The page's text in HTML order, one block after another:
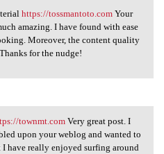
https:/
https://tossmantoto.comYour
amazing. I have found with ease
Moreover, the content quality
for the nudge!
townmt.com
townmt.comVery great post. I
upon your weblog and wanted to
have really enjoyed surfing around